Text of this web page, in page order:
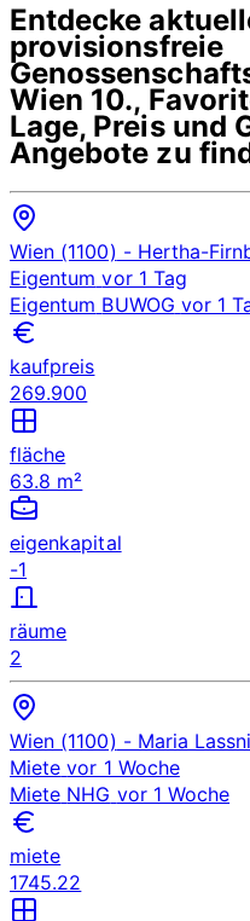
Entdecke
provisionsfreie
Wien 10.,
Lage, Preis und
Angebote zu
Wien (1100) - Hertha-
Eigentum vor 1 Tag
Eigentum BUWOG vor 1
kaufpreis
269.900
fläche
63.8 m²
eigenkapital
-1
räume
2
Wien (1100) - Maria
Miete vor 1 Woche
Miete NHG vor 1 Woche
miete
1745.22